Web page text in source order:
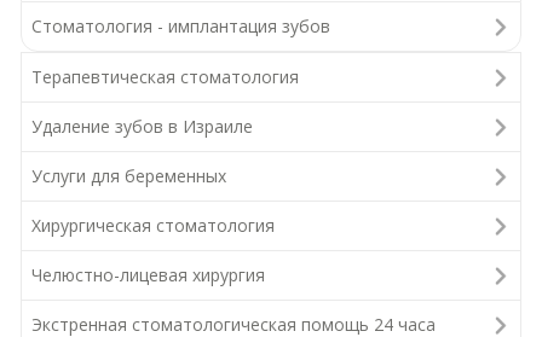
Стоматология - имплантация зубов
Терапевтическая стоматология
Удаление зубов в Израиле
Услуги для беременных
Хирургическая стоматология
Челюстно-лицевая хирургия
Экстренная стоматологическая помощь 24 часа